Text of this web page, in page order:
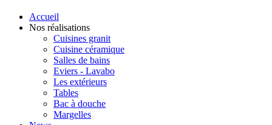
Accueil
Nos réalisations
Cuisines granit
Cuisine céramique
Salles de bains
Eviers - Lavabo
Les extérieurs
Tables
Bac à douche
Margelles